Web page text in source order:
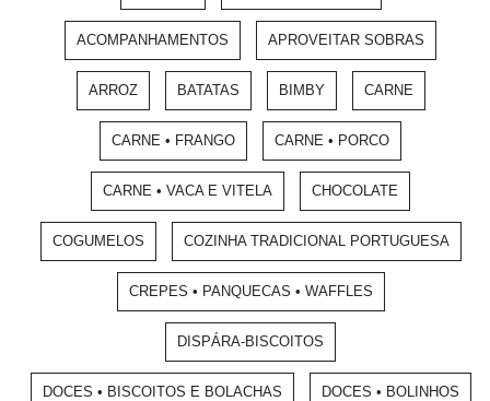
ACOMPANHAMENTOS APROVEITAR SOBRAS
ARROZ BATATAS BIMBY CARNE
CARNE • FRANGO CARNE • PORCO
CARNE • VACA E VITELA CHOCOLATE
COGUMELOS COZINHA TRADICIONAL PORTUGUESA
CREPES • PANQUECAS • WAFFLES
DISPÁRA-BISCOITOS
DOCES • BISCOITOS E BOLACHAS DOCES • BOLINHOS